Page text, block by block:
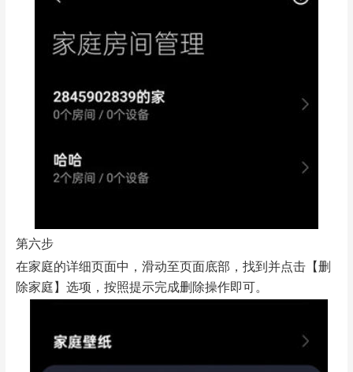
第六步
在家庭的详细页面中，滑动至页面底部，找到并点击【删
除家庭】选项，按照提示完成删除操作即可。